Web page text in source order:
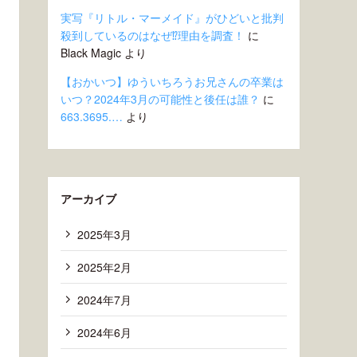
実写『リトル・マーメイド』がひどいと批判
殺到しているのはなぜ⁉︎理由を調査！ に
Black Magic より
【おかいつ】ゆういちろうお兄さんの卒業は
いつ？2024年3月の可能性と後任は誰？ に
663.3695.… より
アーカイブ
2025年3月
2025年2月
2024年7月
2024年6月